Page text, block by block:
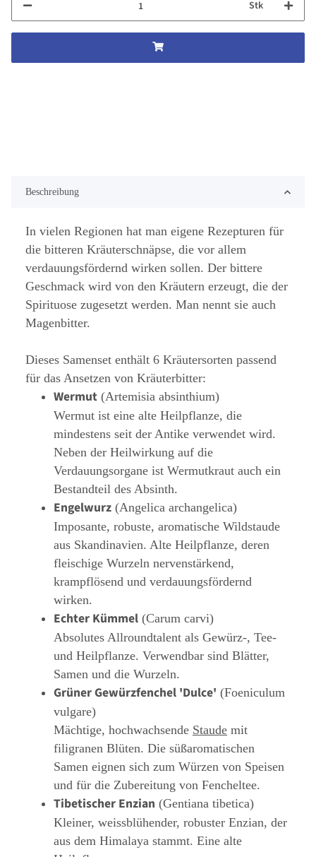
Stk
Beschreibung
In vielen Regionen hat man eigene Rezepturen für
die bitteren Kräuterschnäpse, die vor allem
verdauungsfördernd wirken sollen. Der bittere
Geschmack wird von den Kräutern erzeugt, die der
Spirituose zugesetzt werden. Man nennt sie auch
Magenbitter.
Dieses Samenset enthält 6 Kräutersorten passend
für das Ansetzen von Kräuterbitter:
Wermut (Artemisia absinthium)
Wermut ist eine alte Heilpflanze, die
mindestens seit der Antike verwendet wird.
Neben der Heilwirkung auf die
Verdauungsorgane ist Wermutkraut auch ein
Bestandteil des Absinth.
Engelwurz (Angelica archangelica)
Imposante, robuste, aromatische Wildstaude
aus Skandinavien. Alte Heilpflanze, deren
fleischige Wurzeln nervenstärkend,
krampflösend und verdauungsfördernd
wirken.
Echter Kümmel (Carum carvi)
Absolutes Allroundtalent als Gewürz-, Tee-
und Heilpflanze. Verwendbar sind Blätter,
Samen und die Wurzeln.
Grüner Gewürzfenchel 'Dulce' (Foeniculum
vulgare)
Mächtige, hochwachsende Staude mit
filigranen Blüten. Die süßaromatischen
Samen eignen sich zum Würzen von Speisen
und für die Zubereitung von Fencheltee.
Tibetischer Enzian (Gentiana tibetica)
Kleiner, weissblühender, robuster Enzian, der
aus dem Himalaya stammt. Eine alte